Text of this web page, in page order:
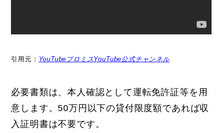
引用元： YouTubeプロミスYouTube公式チャンネル
必要書類は、本人確認として運転免許証等を用
意します。50万円以下の貸付限度額であれば収
入証明書は不要です。